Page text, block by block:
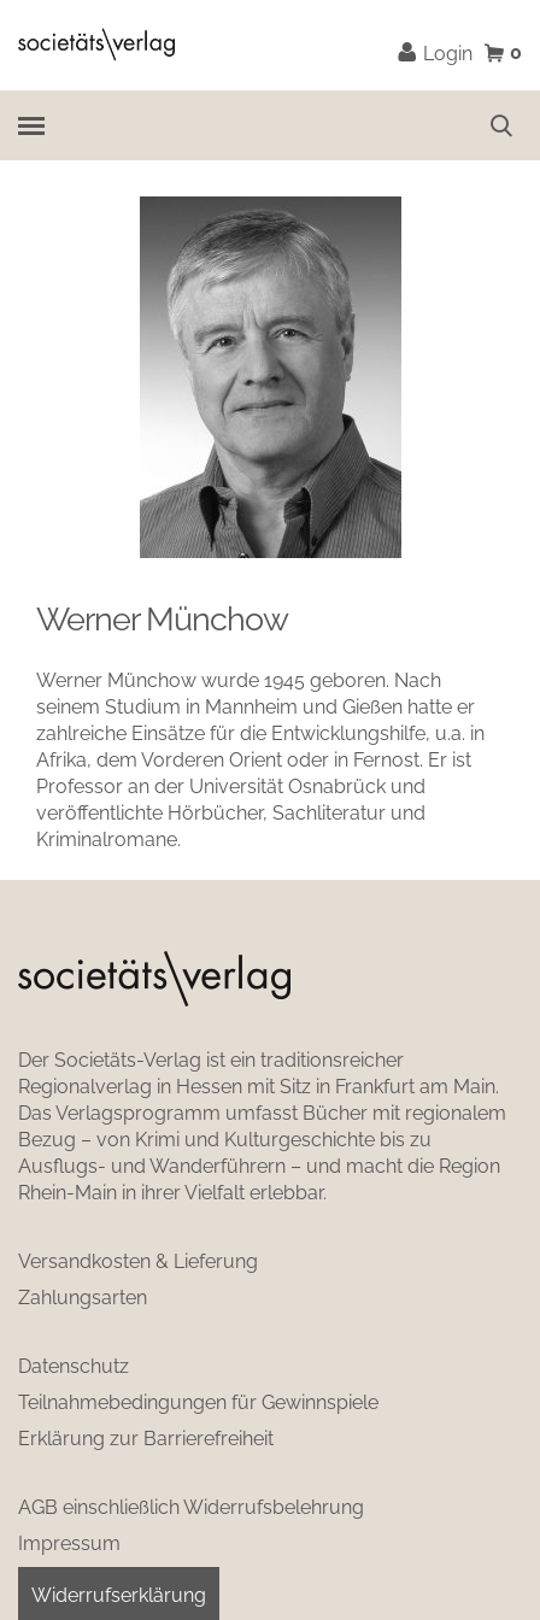
Login 0
Werner Münchow
Werner Münchow wurde 1945 geboren. Nach
seinem Studium in Mannheim und Gießen hatte er
zahlreiche Einsätze für die Entwicklungshilfe, u.a. in
Afrika, dem Vorderen Orient oder in Fernost. Er ist
Professor an der Universität Osnabrück und
veröffentlichte Hörbücher, Sachliteratur und
Kriminalromane.
Der Societäts-Verlag ist ein traditionsreicher
Regionalverlag in Hessen mit Sitz in Frankfurt am Main.
Das Verlagsprogramm umfasst Bücher mit regionalem
Bezug – von Krimi und Kulturgeschichte bis zu
Ausflugs- und Wanderführern – und macht die Region
Rhein-Main in ihrer Vielfalt erlebbar.
Versandkosten & Lieferung
Zahlungsarten
Datenschutz
Teilnahmebedingungen für Gewinnspiele
Erklärung zur Barrierefreiheit
AGB einschließlich Widerrufsbelehrung
Impressum
Widerrufserklärung